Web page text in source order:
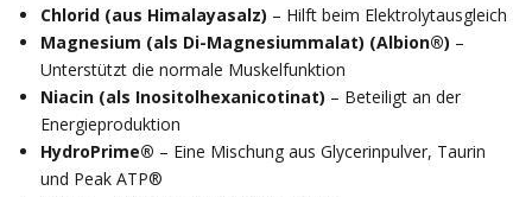
Chlorid (aus Himalayasalz) – Hilft beim Elektrolytausgleich
Magnesium (als Di-Magnesiummalat) (Albion®) –
Unterstützt die normale Muskelfunktion
Niacin (als Inositolhexanicotinat) – Beteiligt an der
Energieproduktion
HydroPrime® – Eine Mischung aus Glycerinpulver, Taurin
und Peak ATP®